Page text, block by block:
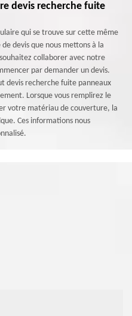
devis recherche fuite
qui se trouve sur cette même
devis que nous mettons à la
collaborer avec notre
par demander un devis.
devis recherche fuite panneaux
Lorsque vous remplirez le
votre matériau de couverture, la
Ces informations nous